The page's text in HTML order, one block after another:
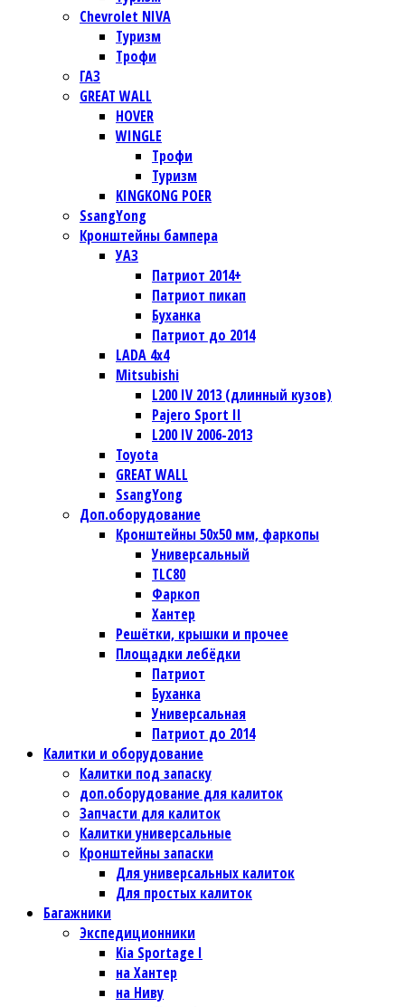
Chevrolet NIVA
Туризм
Трофи
ГАЗ
GREAT WALL
HOVER
WINGLE
Трофи
Туризм
KINGKONG POER
SsangYong
Кронштейны бампера
УАЗ
Патриот 2014+
Патриот пикап
Буханка
Патриот до 2014
LADA 4x4
Mitsubishi
L200 IV 2013 (длинный кузов)
Pajero Sport II
L200 IV 2006-2013
Toyota
GREAT WALL
SsangYong
Доп.оборудование
Кронштейны 50х50 мм, фаркопы
Универсальный
TLC80
Фаркоп
Хантер
Решётки, крышки и прочее
Площадки лебёдки
Патриот
Буханка
Универсальная
Патриот до 2014
Калитки и оборудование
Калитки под запаску
доп.оборудование для калиток
Запчасти для калиток
Калитки универсальные
Кронштейны запаски
Для универсальных калиток
Для простых калиток
Багажники
Экспедиционники
Kia Sportage I
на Хантер
на Ниву